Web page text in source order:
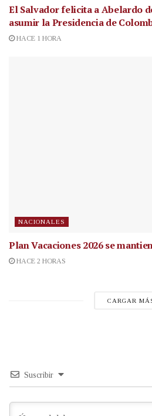
El Salvador felicita a Abelardo
asumir la Presidencia de
HACE 1 HORA
NACIONALES
Plan Vacaciones 2026 se
HACE 2 HORAS
CARGAR
Suscribir